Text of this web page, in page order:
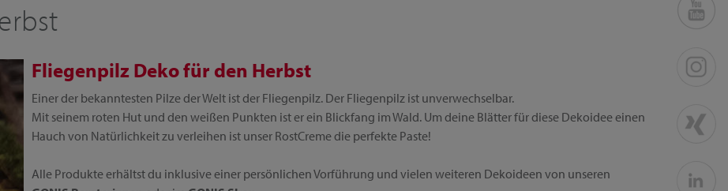
Fliegenpilz Deko für den Herbst
Einer der bekanntesten Pilze der Welt ist der Fliegenpilz. Der Fliegenpilz ist unverwechselbar.
Mit seinem roten Hut und den weißen Punkten ist er ein Blickfang im Wald. Um deine Blätter für diese Dekoidee einen
Hauch von Natürlichkeit zu verleihen ist unser RostCreme die perfekte Paste!
Alle Produkte erhältst du inklusive einer persönlichen Vorführung und vielen weiteren Dekoideen von unseren